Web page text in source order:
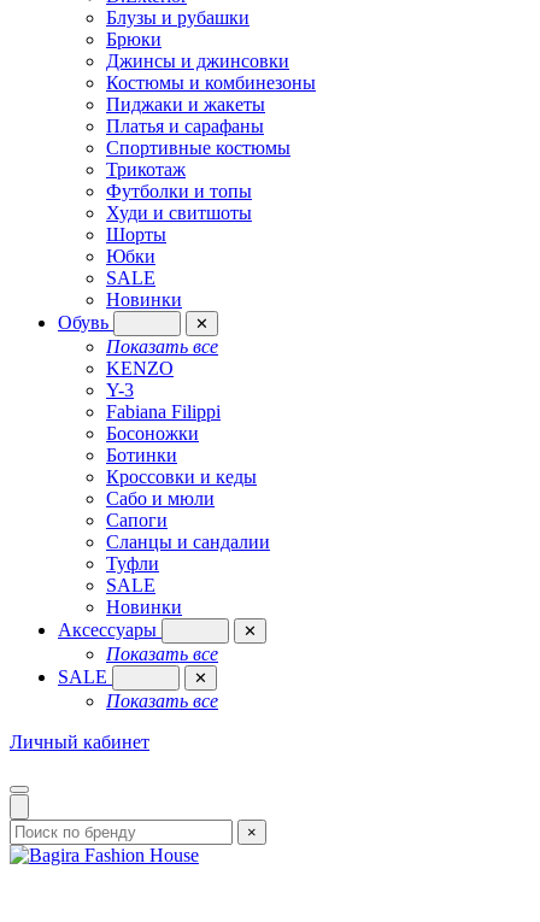
Блузы и рубашки
Брюки
Джинсы и джинсовки
Костюмы и комбинезоны
Пиджаки и жакеты
Платья и сарафаны
Спортивные костюмы
Трикотаж
Футболки и топы
Худи и свитшоты
Шорты
Юбки
SALE
Новинки
Обувь
✕
Показать все
KENZO
Y-3
Fabiana Filippi
Босоножки
Ботинки
Кроссовки и кеды
Сабо и мюли
Сапоги
Сланцы и сандалии
Туфли
SALE
Новинки
Аксессуары
✕
Показать все
SALE
✕
Показать все
Личный кабинет
×